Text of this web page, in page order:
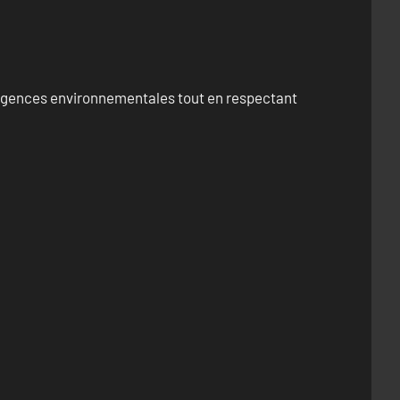
environnementales tout en respectant